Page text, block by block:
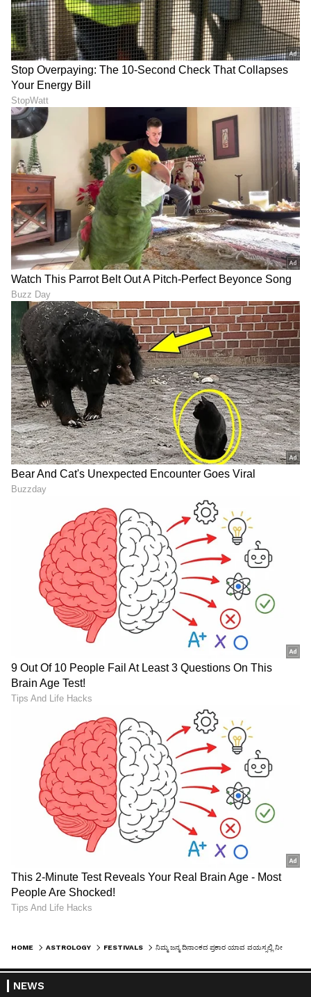
HOME ASTROLOGY FESTIVALS
NEWS